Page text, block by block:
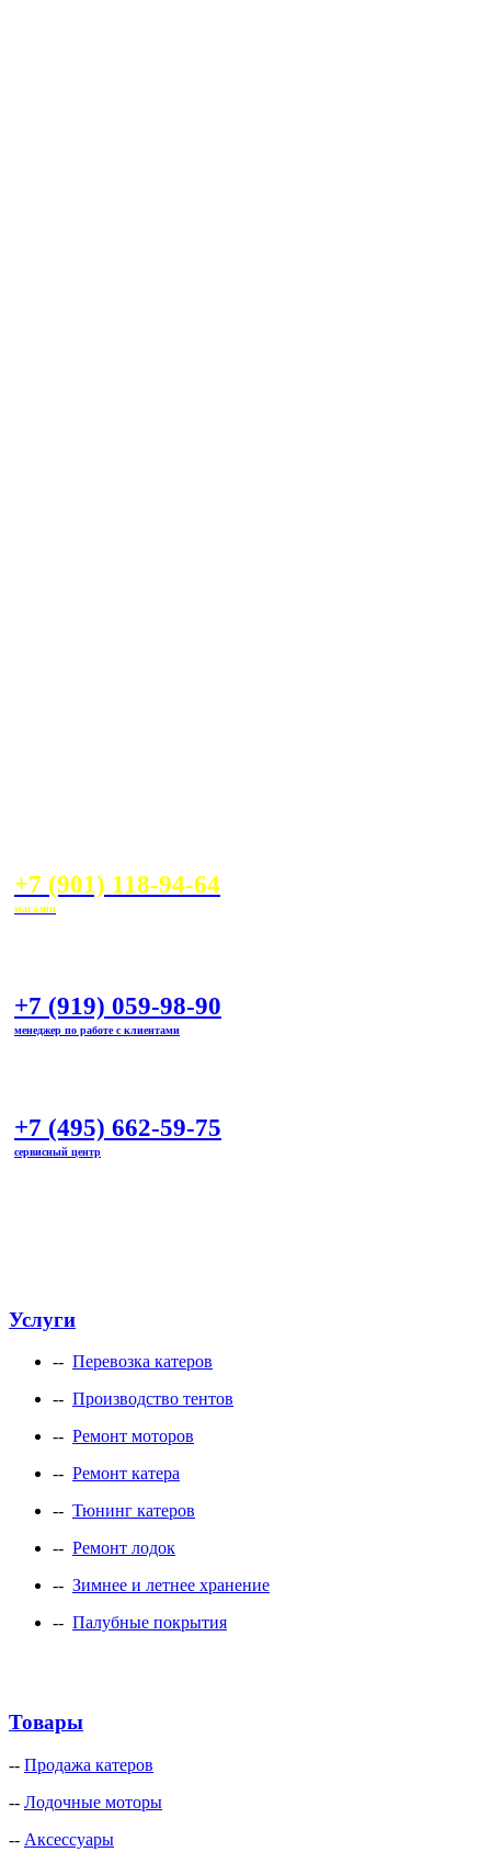
+7 (901) 118-94-64
магазин
+7 (919) 059-98-90
менеджер по работе с клиентами
+7 (495) 662-59-75
сервисный центр
Услуги
-- Перевозка катеров
-- Производство тентов
-- Ремонт моторов
-- Ремонт катера
-- Тюнинг катеров
-- Ремонт лодок
-- Зимнее и летнее хранение
-- Палубные покрытия
Товары
-- Продажа катеров
-- Лодочные моторы
-- Аксессуары